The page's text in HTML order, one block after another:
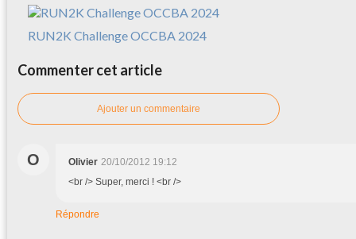
RUN2K Challenge OCCBA 2024
Commenter cet article
Ajouter un commentaire
O Olivier 20/10/2012 19:12
<br /> Super, merci ! <br />
Répondre